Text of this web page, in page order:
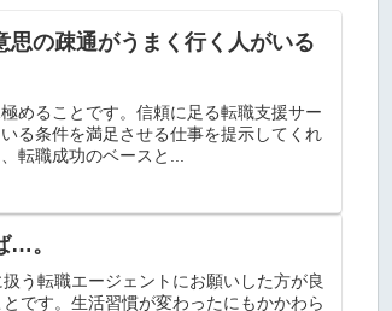
の疎通がうまく行く人がいる
めることです。信頼に足る転職支援サー
る条件を満足させる仕事を提示してくれ
転職成功のベースと...
…。
う転職エージェントにお願いした方が良
です。生活習慣が変わったにもかかわら